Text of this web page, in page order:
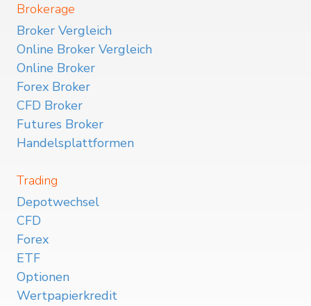
Brokerage
Broker Vergleich
Online Broker Vergleich
Online Broker
Forex Broker
CFD Broker
Futures Broker
Handelsplattformen
Trading
Depotwechsel
CFD
Forex
ETF
Optionen
Wertpapierkredit